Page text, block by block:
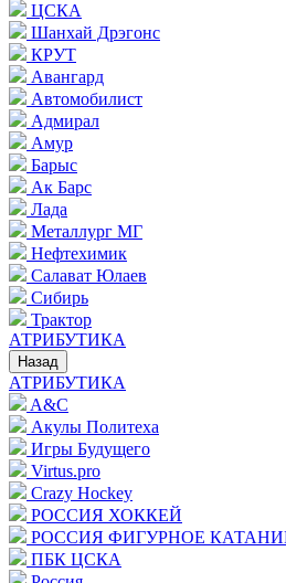
ЦСКА
Шанхай Дрэгонс
КРУТ
Авангард
Автомобилист
Адмирал
Амур
Барыс
Ак Барс
Лада
Металлург МГ
Нефтехимик
Салават Юлаев
Сибирь
Трактор
АТРИБУТИКА
Назад
АТРИБУТИКА
A&C
Акулы Политеха
Игры Будущего
Virtus.pro
Crazy Hockey
РОССИЯ ХОККЕЙ
РОССИЯ ФИГУРНОЕ
ПБК ЦСКА